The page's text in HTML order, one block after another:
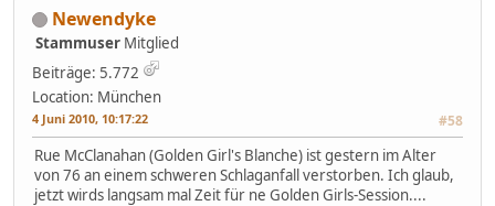
Newendyke
Stammuser Mitglied
Beiträge: 5.772
Location: München
4 Juni 2010, 10:17:22 #58
Rue McClanahan (Golden Girl's Blanche) ist gestern im Alter
von 76 an einem schweren Schlaganfall verstorben. Ich glaub,
jetzt wirds langsam mal Zeit für ne Golden Girls-Session....